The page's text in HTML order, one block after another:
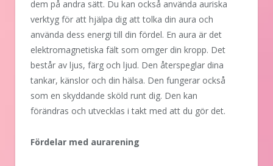
dem på andra sätt. Du kan också använda auriska
verktyg för att hjälpa dig att tolka din aura och
använda dess energi till din fördel. En aura är det
elektromagnetiska fält som omger din kropp. Det
består av ljus, färg och ljud. Den återspeglar dina
tankar, känslor och din hälsa. Den fungerar också
som en skyddande sköld runt dig. Den kan
förändras och utvecklas i takt med att du gör det.
Fördelar med aurarening